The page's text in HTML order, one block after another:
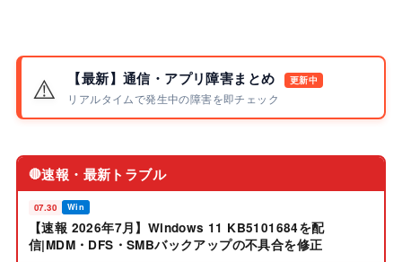
⚠️ 【最新】通信・アプリ障害まとめ 更新中
リアルタイムで発生中の障害を即チェック
🔴速報・最新トラブル
07.30 Win
【速報 2026年7月】Windows 11 KB5101684を配
信|MDM・DFS・SMBバックアップの不具合を修正